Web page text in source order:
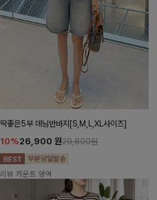
딱좋은5부 데님반바지[S,M,L,XL사이즈]
10%26,900 원29,800원
리뷰 카운트 영역